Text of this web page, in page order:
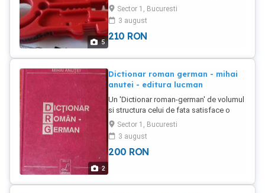
5
Volum: 0.369 dmc Greutate: 53 de
grame Taie si indeparteaza camasa
cablului prin simpla rotire fara sa
afecteze conductorul. Instructiuni de
Sector 1, Bucuresti
3 august
210 RON
2
Dictionar roman german - mihai
anutei - editura lucman
Un 'Dictionar roman-german' de volumul
si structura celui de fata satisface o
veche cerinta lexicografica. Cele
aproximativ 60000 de cuvinte-titlu
romanesti si corespondentele lor in
limba germana evidentiaza limbajul
sportiv folosit curent in activitati
Sector 1, Bucuresti
3 august
200 RON